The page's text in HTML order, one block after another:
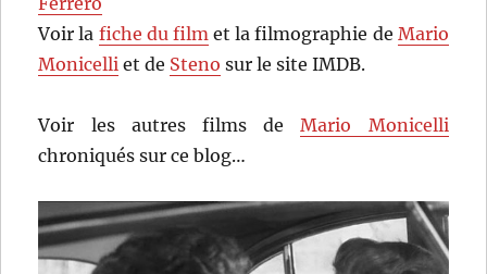
Voir la fiche du filmet la filmographie de Mario
Monicelli et de Steno sur le site IMDB.
Voir les autres films deMario Monicelli
chroniqués sur ce blog…